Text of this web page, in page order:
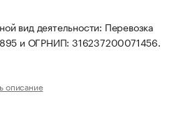
вид деятельности: Перевозка
и ОГРНИП: 316237200071456.
описание